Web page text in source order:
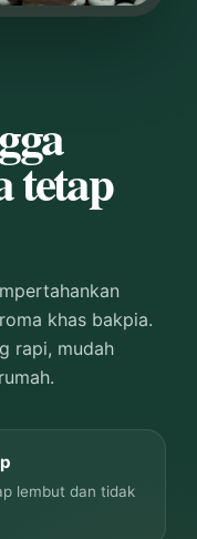
tetap
khas bakpia.
rapi, mudah
lembut dan tidak